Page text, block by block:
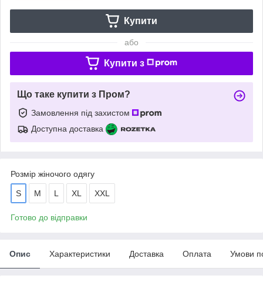
Купити
або
Купити з
Що таке купити з Пром?
Замовлення під захистом
Доступна доставка
Розмір жіночого одягу
S M L XL XXL
Готово до відправки
Опис Характеристики Доставка Оплата Умови